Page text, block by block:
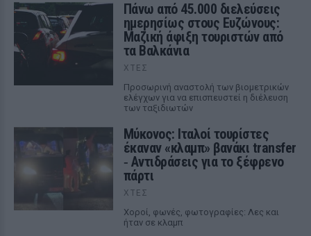
Πάνω από 45.000 διελεύσεις
ημερησίως στους Ευζώνους:
Μαζική άφιξη τουριστών από
τα Βαλκάνια
ΧΤΕΣ
Προσωρινή αναστολή των βιομετρικών
ελέγχων για να επισπευστεί η διέλευση
των ταξιδιωτών
Μύκονος: Ιταλοί τουρίστες
έκαναν «κλαμπ» βανάκι transfer
‑ Αντιδράσεις για το ξέφρενο
πάρτι
ΧΤΕΣ
Χοροί, φωνές, φωτογραφίες: Λες και
ήταν σε κλαμπ